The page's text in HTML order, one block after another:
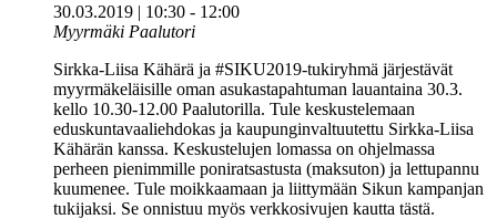
30.03.2019 | 10:30 - 12:00
Myyrmäki Paalutori
Sirkka-Liisa Kähärä ja #SIKU2019-tukiryhmä järjestävät
myyrmäkeläisille oman asukastapahtuman lauantaina 30.3.
kello 10.30-12.00 Paalutorilla. Tule keskustelemaan
eduskuntavaaliehdokas ja kaupunginvaltuutettu Sirkka-Liisa
Kähärän kanssa. Keskustelujen lomassa on ohjelmassa
perheen pienimmille poniratsastusta (maksuton) ja lettupannu
kuumenee. Tule moikkaamaan ja liittymään Sikun kampanjan
tukijaksi. Se onnistuu myös verkkosivujen kautta tästä.